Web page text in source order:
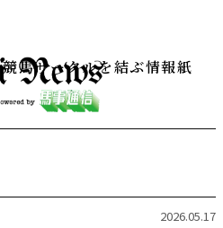
馬サークルを結ぶ情報紙
2026.05.17